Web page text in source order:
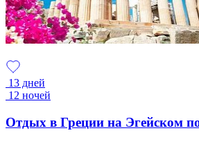
13 дней
12 ночей
Отдых в Греции на Эгейском